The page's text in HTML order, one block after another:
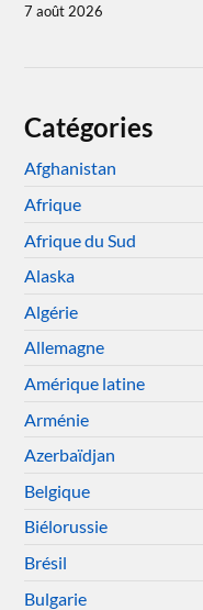
7 août 2026
Catégories
Afghanistan
Afrique
Afrique du Sud
Alaska
Algérie
Allemagne
Amérique latine
Arménie
Azerbaïdjan
Belgique
Biélorussie
Brésil
Bulgarie